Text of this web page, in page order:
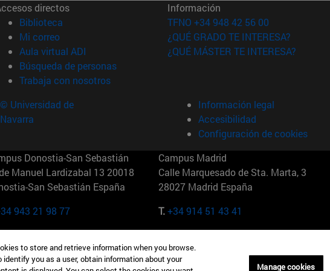
directos
Biblioteca (abre en nueva ventana)
Mi correo(abre en nueva ventana)
Aula virtual ADI (abre en nueva ventana)
Búsqueda de personas(abre en nueva ventana)
Trabaja con nosotros(abre en nueva ventana)
Información
TFNO +34 948 42 56 00
¿QUÉ GRADO TE INTERESA?
¿QUÉ MÁSTER TE INTERESA?
© Universidad de
Navarra
Información legal
Accesibilidad
Configuración de cookies
Donostia-San Sebastián
Manuel Lardizabal 13 20018
San Sebastián España
943 21 98 77
Campus Madrid
Calle Marquesado de Sta. Marta, 3
28027 Madrid España
T.+34 914 51 43 41
W 57th St 10019-2201 Nueva York Maria-Theresia-Straße 15 81675
Múnich Alemania
to store and retrieve information when you browse.
you as a user, obtain information about your
Manage cookies